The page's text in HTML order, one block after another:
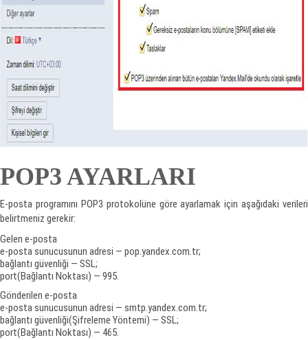
POP3 AYARLARI
E-posta programını POP3 protokolüne göre ayarlamak için aşağıdaki verileri
belirtmeniz gerekir:
Gelen e-posta
e-posta sunucusunun adresi — pop.yandex.com.tr;
bağlantı güvenliği — SSL;
port(Bağlantı Noktası) — 995.
Gönderilen e-posta
e-posta sunucusunun adresi — smtp.yandex.com.tr;
bağlantı güvenliği(Şifreleme Yöntemi) — SSL;
port(Bağlantı Noktası) — 465.